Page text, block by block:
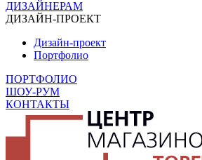
ДИЗАЙНЕРАМ
ДИЗАЙН-ПРОЕКТ
Дизайн-проект
Портфолио
ПОРТФОЛИО
ШОУ-РУМ
КОНТАКТЫ